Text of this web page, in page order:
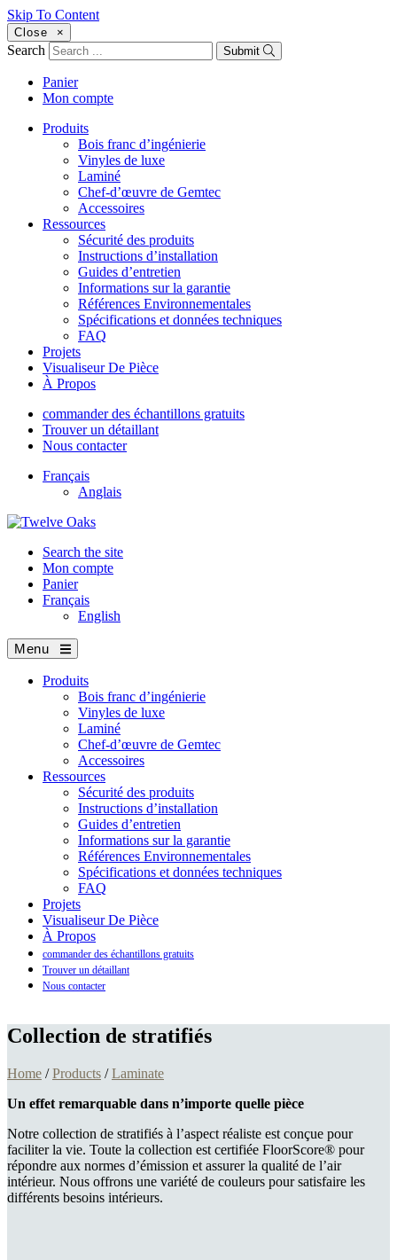
Skip To Content
Close ×
Search Submit
Panier
Mon compte
Produits
Bois franc d’ingénierie
Vinyles de luxe
Laminé
Chef-d’œuvre de Gemtec
Accessoires
Ressources
Sécurité des produits
Instructions d’installation
Guides d’entretien
Informations sur la garantie
Références Environnementales
Spécifications et données techniques
FAQ
Projets
Visualiseur De Pièce
À Propos
commander des échantillons gratuits
Trouver un détaillant
Nous contacter
Français
Anglais
Search the site
Mon compte
Panier
Français
English
Menu
Produits
Bois franc d’ingénierie
Vinyles de luxe
Laminé
Chef-d’œuvre de Gemtec
Accessoires
Ressources
Sécurité des produits
Instructions d’installation
Guides d’entretien
Informations sur la garantie
Références Environnementales
Spécifications et données techniques
FAQ
Projets
Visualiseur De Pièce
À Propos
commander des échantillons gratuits
Trouver un détaillant
Nous contacter
Collection de stratifiés
Home /Products /Laminate
Un effet remarquable dans n’importe quelle pièce
Notre collection de stratifiés à l’aspect réaliste est conçue pour
faciliter la vie. Toute la collection est certifiée FloorScore® pour
répondre aux normes d’émission et assurer la qualité de l’air
intérieur. Nous offrons une variété de couleurs pour satisfaire les
différents besoins intérieurs.